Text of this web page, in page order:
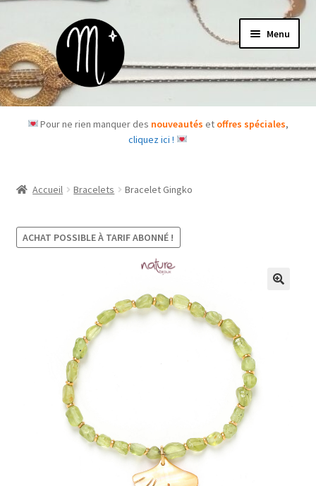
à
la
navigation
au
contenu
Menu
Accueil
Mon compte
Ma Wishlist
Pour ne rien manquer des nouveautéset offres spéciales,
cliquez ici !
Accueil Bracelets Bracelet Gingko
ACHAT POSSIBLE À TARIF ABONNÉ !